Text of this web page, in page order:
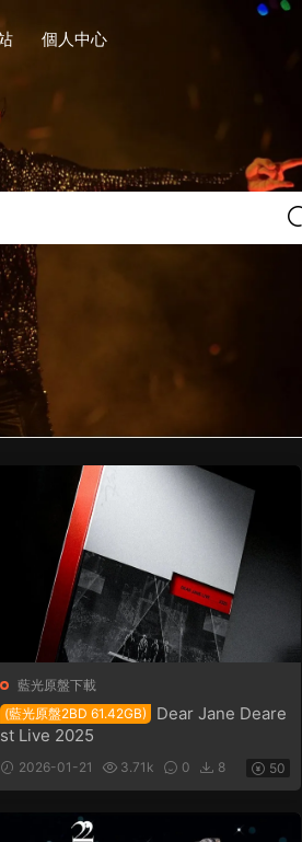
個人中心
藍光原盤下載
(藍光原盤2BD 61.42GB)
Dear Jane Deare
st Live 2025
2026-01-21 3.71k 0 8 50